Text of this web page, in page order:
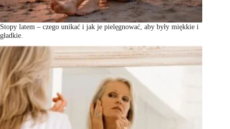
Stopy latem – czego unikać i jak je pielęgnować, aby były miękkie i
gładkie.